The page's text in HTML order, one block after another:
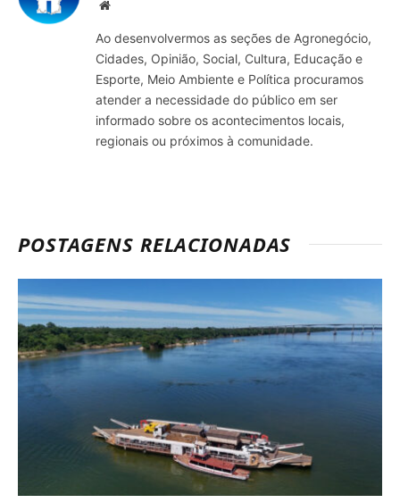
Site
Ao desenvolvermos as seções de Agronegócio,
Cidades, Opinião, Social, Cultura, Educação e
Esporte, Meio Ambiente e Política procuramos
atender a necessidade do público em ser
informado sobre os acontecimentos locais,
regionais ou próximos à comunidade.
POSTAGENS RELACIONADAS